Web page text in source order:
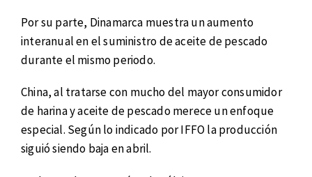
Por su parte, Dinamarca muestra un aumento
interanual en el suministro de aceite de pescado
durante el mismo periodo.
China, al tratarse con mucho del mayor consumidor
de harina y aceite de pescado merece un enfoque
especial. Según lo indicado por IFFO la producción
siguió siendo baja en abril.